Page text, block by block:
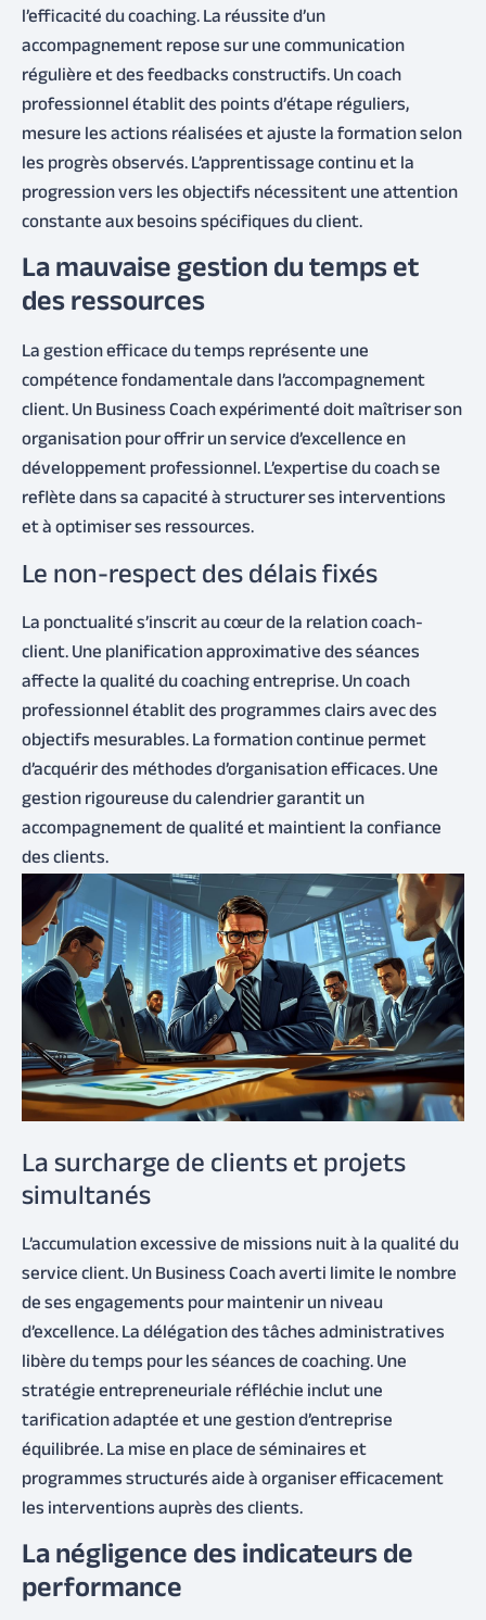
l’efficacité du coaching. La réussite d’un
accompagnement repose sur une communication
régulière et des feedbacks constructifs. Un coach
professionnel établit des points d’étape réguliers,
mesure les actions réalisées et ajuste la formation selon
les progrès observés. L’apprentissage continu et la
progression vers les objectifs nécessitent une attention
constante aux besoins spécifiques du client.
La mauvaise gestion du temps et
des ressources
La gestion efficace du temps représente une
compétence fondamentale dans l’accompagnement
client. Un Business Coach expérimenté doit maîtriser son
organisation pour offrir un service d’excellence en
développement professionnel. L’expertise du coach se
reflète dans sa capacité à structurer ses interventions
et à optimiser ses ressources.
Le non-respect des délais fixés
La ponctualité s’inscrit au cœur de la relation coach-
client. Une planification approximative des séances
affecte la qualité du coaching entreprise. Un coach
professionnel établit des programmes clairs avec des
objectifs mesurables. La formation continue permet
d’acquérir des méthodes d’organisation efficaces. Une
gestion rigoureuse du calendrier garantit un
accompagnement de qualité et maintient la confiance
des clients.
La surcharge de clients et projets
simultanés
L’accumulation excessive de missions nuit à la qualité du
service client. Un Business Coach averti limite le nombre
de ses engagements pour maintenir un niveau
d’excellence. La délégation des tâches administratives
libère du temps pour les séances de coaching. Une
stratégie entrepreneuriale réfléchie inclut une
tarification adaptée et une gestion d’entreprise
équilibrée. La mise en place de séminaires et
programmes structurés aide à organiser efficacement
les interventions auprès des clients.
La négligence des indicateurs de
performance